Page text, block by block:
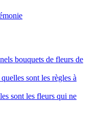
bouquets de fleurs de
sont les règles à
sont les fleurs qui ne